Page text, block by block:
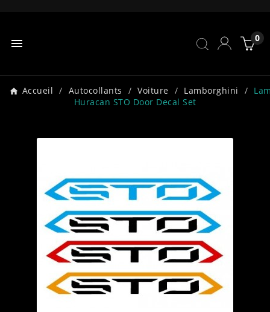
 0
Accueil Autocollants Voiture Lamborghini
Huracan STO Door Decal Set